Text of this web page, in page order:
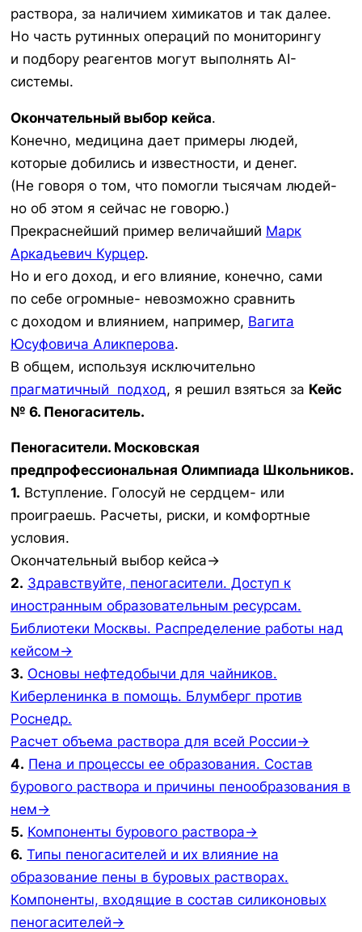
раствора, за наличием химикатов и так далее.
Но часть рутинных операций по мониторингу
и подбору реагентов могут выполнять AI-
системы.
Окончательный выбор кейса.
Конечно, медицина дает примеры людей,
которые добились и известности, и денег.
(Не говоря о том, что помогли тысячам людей-
но об этом я сейчас не говорю.)
Прекраснейший пример величайший Марк
Аркадьевич Курцер.
Но и его доход, и его влияние, конечно, сами
по себе огромные- невозможно сравнить
с доходом и влиянием, например, Вагита
Юсуфовича Аликперова.
В общем, используя исключительно
прагматичный подход, я решил взяться за Кейс
№ 6. Пеногаситель.
Пеногасители. Московская
предпрофессиональная Олимпиада Школьников.
1. Вступление. Голосуй не сердцем- или
проиграешь. Расчеты, риски, и комфортные
условия.
Окончательный выбор кейса→
2. Здравствуйте, пеногасители. Доступ к
иностранным образовательным ресурсам.
Библиотеки Москвы. Распределение работы над
кейсом→
3. Основы нефтедобычи для чайников.
Киберленинка в помощь. Блумберг против
Роснедр.
Расчет объема раствора для всей России→
4. Пена и процессы ее образования. Состав
бурового раствора и причины пенообразования в
нем→
5. Компоненты бурового раствора→
6. Типы пеногасителей и их влияние на
образование пены в буровых растворах.
Компоненты, входящие в состав силиконовых
пеногасителей→